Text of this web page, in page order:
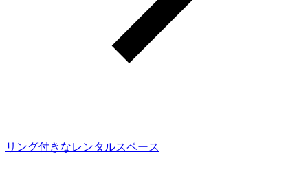
リング付きなレンタルスペース